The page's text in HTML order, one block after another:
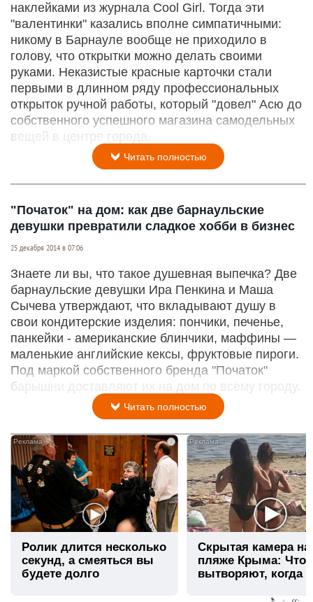
наклейками из журнала Cool Girl. Тогда эти
"валентинки" казались вполне симпатичными:
никому в Барнауле вообще не приходило в
голову, что открытки можно делать своими
руками. Неказистые красные карточки стали
первыми в длинном ряду профессиональных
открыток ручной работы, который "довел" Асю до
собственного успешного магазина самодельных
вещей в центре города.
Читать полностью
"Початок" на дом: как две барнаульские
девушки превратили сладкое хобби в бизнес
25 декабря 2014 в 07:06
Знаете ли вы, что такое душевная выпечка? Две
барнаульские девушки Ира Пенкина и Маша
Сычева утверждают, что вкладывают душу в
свои кондитерские изделия: пончики, печенье,
панкейки - американские блинчики, маффины —
маленькие английские кексы, фруктовые пироги.
Под маркой собственного бренда "Початок"
барышни доставляют их на дом по всему городу.
Читать полностью
Ролик длится несколько
секунд, а смеяться вы
будете долго
Скрытая камера на
пляже Крыма: Что
вытворяют, когда